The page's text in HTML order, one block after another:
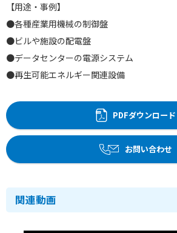
【用途・事例】
●各種産業用機械の制御盤
●ビルや施設の配電盤
●データセンターの電源システム
●再生可能エネルギー関連設備
PDFダウンロード
お問い合わせ
関連動画